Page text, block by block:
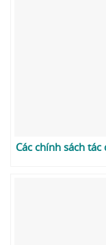
Các chính sách